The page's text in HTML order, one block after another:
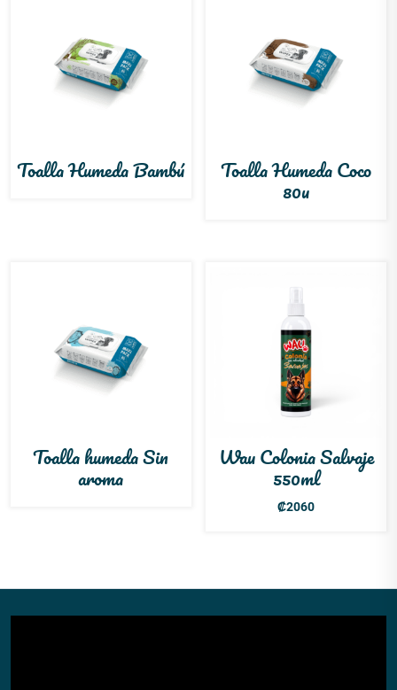
Toalla Humeda Bambú Toalla Humeda Coco
80u
Toalla humeda Sin
aroma
Wau Colonia Salvaje
550ml
₡2060